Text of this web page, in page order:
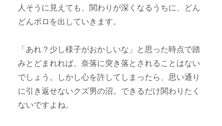
人そうに見えても、関わりが深くなるうちに、どん
どんボロを出していきます。
「あれ？少し様子がおかしいな」と思った時点で踏
みとどまれれば、奈落に突き落とされることはない
でしょう。しかし心を許してしまったら、思い通り
に引き返せないクズ男の沼。できるだけ関わりたく
ないですよね。